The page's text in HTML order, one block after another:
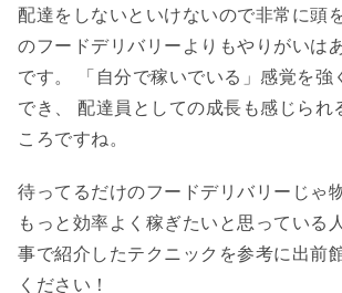
配達をしないといけないので非常に頭
のフードデリバリーよりもやりがいは
です。 「自分で稼いでいる」感覚を強
でき、 配達員としての成長も感じられ
ころですね。
待ってるだけのフードデリバリーじゃ
もっと効率よく稼ぎたいと思っている
事で紹介したテクニックを参考に出前
ください！